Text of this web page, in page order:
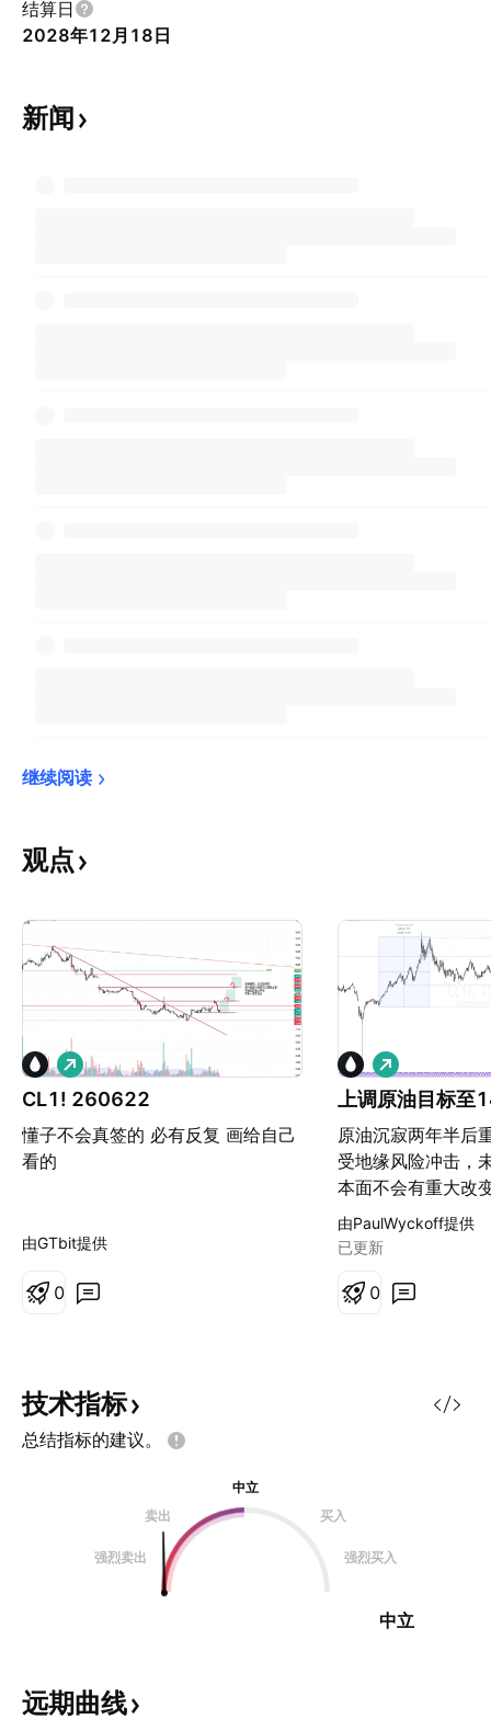
结算日
2028年12月18日
新闻
继续阅读
观点
CL1! 260622
懂子不会真签的 必有反复 画给自己
看的
做
多
由GTbit提供
0
上调原油目标至
原油沉寂两年半后
受地缘风险冲击，
本面不会有重大改
到140，中间一定
波拉升，抓主升浪
做
多
由PaulWyckoff提供
已更新
0
技术指标
总结指标的建议。
中立
卖出
买入
强烈卖出 强烈买入
中立
远期曲线